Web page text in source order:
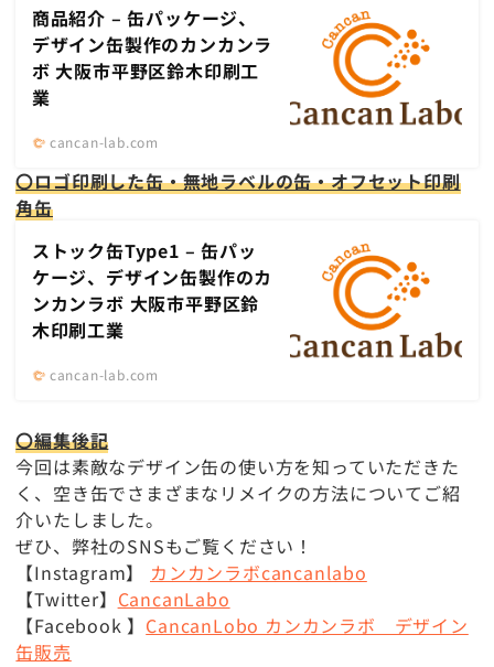
商品紹介 – 缶パッケージ、
デザイン缶製作のカンカンラ
ボ 大阪市平野区鈴木印刷工
業
cancan-lab.com
〇ロゴ印刷した缶・無地ラベルの缶・オフセット印刷
角缶
ストック缶Type1 – 缶パッ
ケージ、デザイン缶製作のカ
ンカンラボ 大阪市平野区鈴
木印刷工業
cancan-lab.com
〇編集後記
今回は素敵なデザイン缶の使い方を知っていただきた
く、空き缶でさまざまなリメイクの方法についてご紹
介いたしました。
ぜひ、弊社のSNSもご覧ください！
【Instagram】 カンカンラボcancanlabo
【Twitter】 CancanLabo
【Facebook 】 CancanLobo カンカンラボ デザイン
缶販売